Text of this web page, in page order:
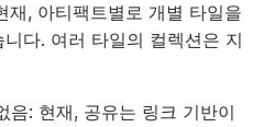
재, 아티팩트별로 개별 타일을
다. 여러 타일의 컬렉션은 지
음: 현재, 공유는 링크 기반이